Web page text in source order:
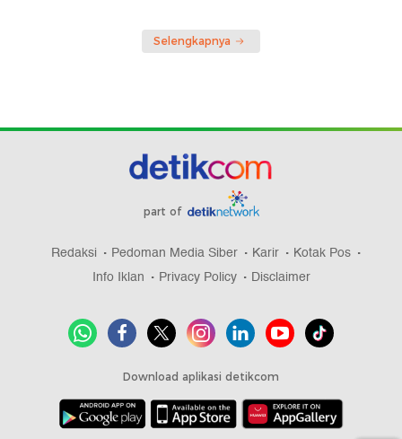
Selengkapnya
part of
Redaksi Pedoman Media Siber Karir
Kotak Pos
Info Iklan
Privacy Policy Disclaimer
Download aplikasi detikcom